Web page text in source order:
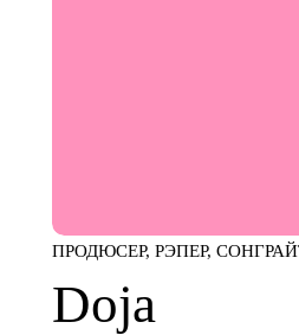
ПРОДЮСЕР, РЭПЕР,
Doja